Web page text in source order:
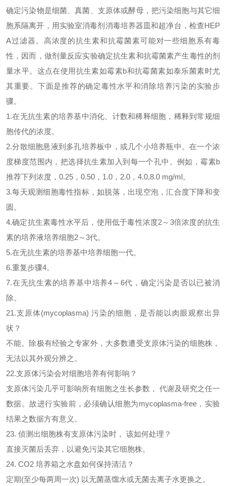
确定污染物是细菌、真菌、支原体或酵母，把污染细胞与其它细
胞系隔离开，用实验室消毒剂消毒培养器皿和超净台，检查HEP
A过滤器。 高浓度的抗生素和抗霉菌素可能对一些细胞系有毒
性，因而，做剂量反应实验确定抗生素和抗霉菌素产生毒性的剂
量水平。这点在使用抗生素如霉素b和抗霉菌素如泰乐菌素时尤
其重要。下面是推荐的确定毒性水平和消除培养污染的实验步
骤。
1.在无抗生素的培养基中消化、计数和稀释细胞，稀释到常规细
胞传代的浓度。
2.分散细胞悬液到多孔培养板中，或几个小培养瓶中。在一个浓
度梯度范围内，把选择抗生素加入到每一个孔中。例如，霉素b
推荐下列浓度， 0.25，0.50，1.0，2.0，4.0,8.0 mg/ml。
3.每天观测细胞毒性指标，如脱落，出现空泡，汇合度下降和变
圆。
4.确定抗生素毒性水平后，使用低于毒性浓度2～3倍浓度的抗生
素的培养液培养细胞2～3代。
5.在无抗生素的培养基中培养细胞一代。
6.重复步骤4。
7.在无抗生素的培养基中培养4～6代，确定污染是否以已被消
除。
21.支原体(mycoplasma) 污染的细胞，是否能以肉眼观察出异
状？
不能。除极有经验之专家外，大多数遭受支原体污染的细胞株，
无法以其外观分辨之。
22.支原体污染会对细胞培养有何影响？
支原体污染几乎可影响所有细胞之生长参数， 代谢及研究之任一
数据。故进行实验前，必须确认细胞为mycoplasma-free，实验
结果之数据方有意义。
23. 侦测出细胞株有支原体污染时， 该如何处理？
直接灭菌后丢弃，以避免污染其它细胞株。
24. CO2 培养箱之水盘如何保持清洁？
定期(至少每两周一次) 以无菌蒸馏水或无菌去离子水更换之。